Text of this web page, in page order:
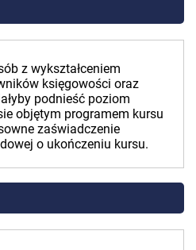
z wykształceniem
księgowości oraz
podnieść poziom
objętym programem kursu
zaświadczenie
o ukończeniu kursu.